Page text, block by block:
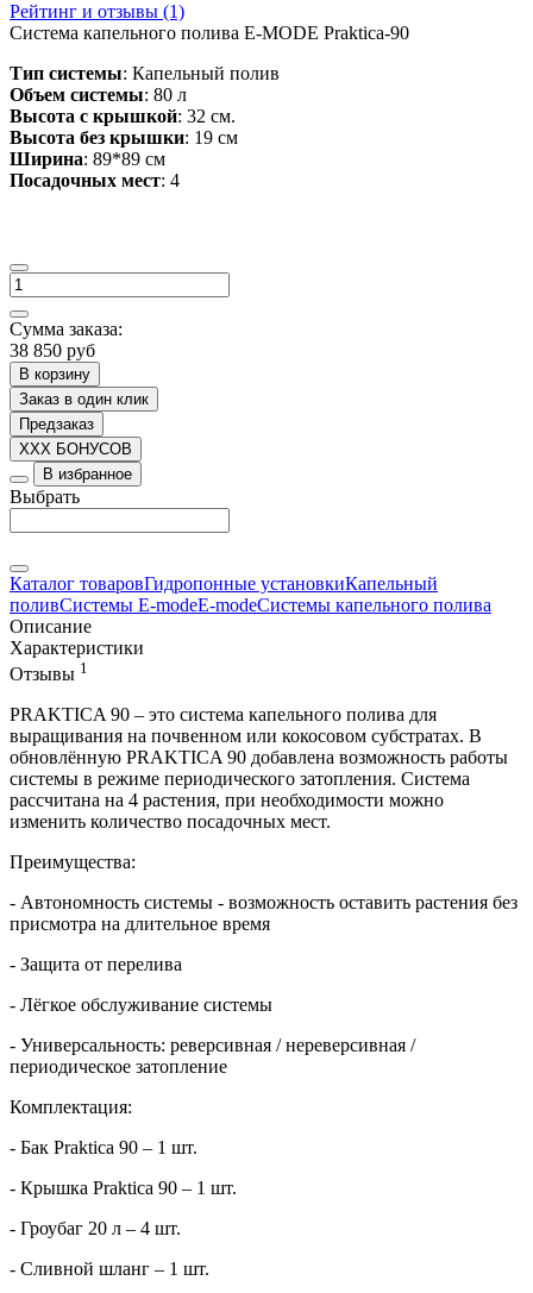
Рейтинг и отзывы (1)
Система капельного полива E-MODE Praktica-90
Тип системы: Капельный полив
Объем системы: 80 л
Высота с крышкой: 32 см.
Высота без крышки: 19 см
Ширина: 89*89 см
Посадочных мест: 4
Сумма заказа:
38 850 руб
В корзину
Заказ в один клик
Предзаказ
XXX БОНУСОВ
В избранное
Выбрать
Каталог товаровГидропонные установкиКапельный
поливСистемы E-modeE-modeСистемы капельного полива
Описание
Характеристики
Отзывы 1
PRAKTICA 90 – это система капельного полива для
выращивания на почвенном или кокосовом субстратах. В
обновлённую PRAKTICA 90 добавлена возможность работы
системы в режиме периодического затопления. Система
рассчитана на 4 растения, при необходимости можно
изменить количество посадочных мест.
Преимущества:
- Автономность системы - возможность оставить растения без
присмотра на длительное время
- Защита от перелива
- Лёгкое обслуживание системы
- Универсальность: реверсивная / нереверсивная /
периодическое затопление
Комплектация:
- Бак Praktica 90 – 1 шт.
- Крышка Praktica 90 – 1 шт.
- Гроубаг 20 л – 4 шт.
- Сливной шланг – 1 шт.